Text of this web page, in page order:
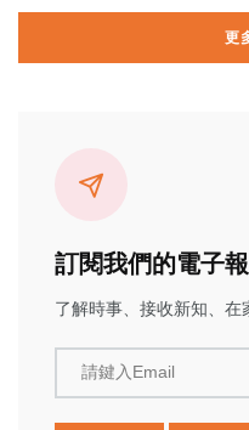
更
訂閱我們的電子報
了解時事、接收新知、在
請鍵入Email